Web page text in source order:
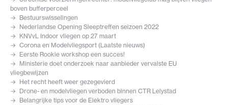
boven bufferperceel
Bestuurswisselingen
Nederlandse Opening Sleeptreffen seizoen 2022
KNVvL Indoor vliegen op 27 maart
Corona en Modelvliegsport (Laatste nieuws)
Eerste Rookie workshop een succes!
Ministerie doet onderzoek naar aanbieder vervalste EU
vliegbewijzen
Het recht heeft weer gezegevierd
Drone- en modelvliegen verboden binnen CTR Lelystad
Belangrijke tips voor de Elektro vliegers